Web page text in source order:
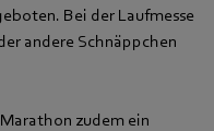
Bei der Laufmesse
andere Schnäppchen
zudem ein